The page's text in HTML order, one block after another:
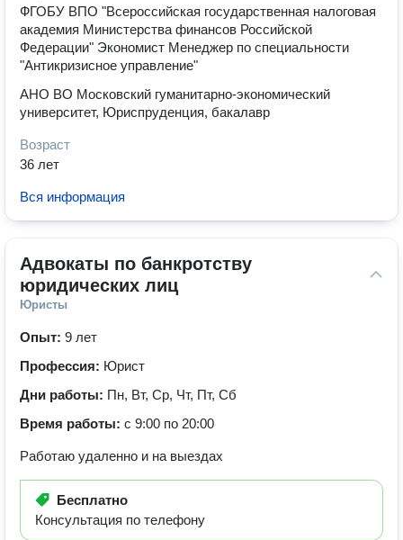
ФГОБУ ВПО "Всероссийская государственная налоговая
академия Министерства финансов Российской
Федерации" Экономист Менеджер по специальности
"Антикризисное управление"
АНО ВО Московский гуманитарно-экономический
университет, Юриспруденция, бакалавр
Возраст
36 лет
Вся информация
Адвокаты по банкротству
юридических лиц
Юристы
Опыт: 9 лет
Профессия: Юрист
Дни работы: Пн, Вт, Ср, Чт, Пт, Сб
Время работы: с 9:00 по 20:00
Работаю удаленно и на выездах
Бесплатно
Консультация по телефону